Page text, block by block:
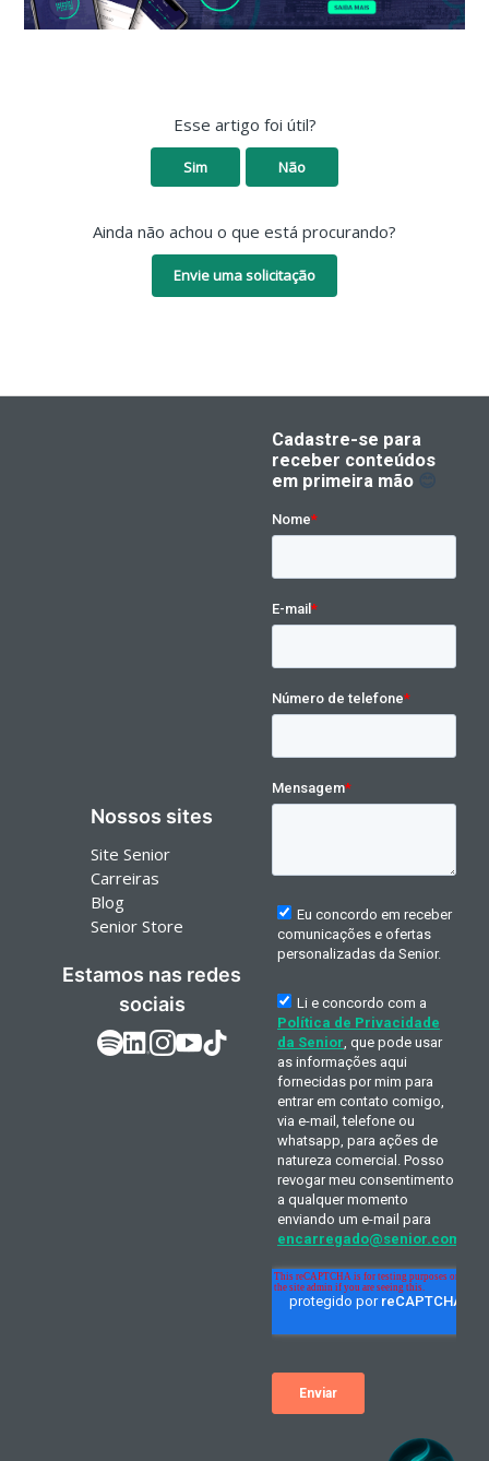
Esse artigo foi útil?
Sim Não
Ainda não achou o que está procurando?
Envie uma solicitação
Nossos sites
Site Senior
Carreiras
Blog
Senior Store
Estamos nas redes
sociais